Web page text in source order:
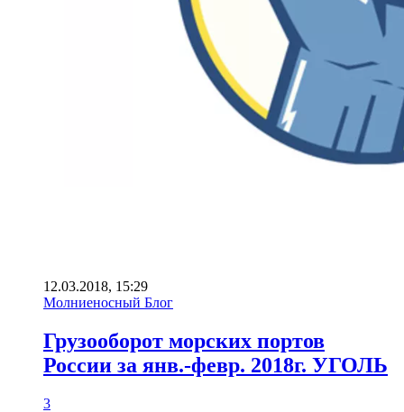
12.03.2018, 15:29
Молниеносный Блог
Грузооборот морских портов
России за янв.-февр. 2018г. УГОЛЬ
3